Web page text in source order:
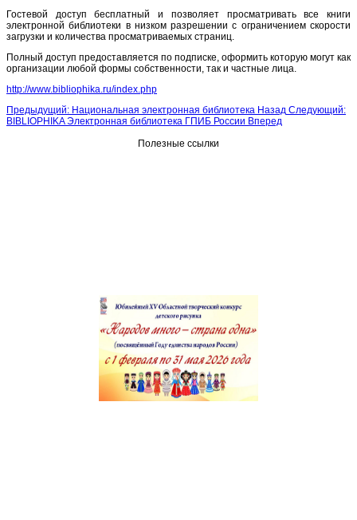
Гостевой доступ бесплатный и позволяет просматривать все книги
электронной библиотеки в низком разрешении с ограничением скорости
загрузки и количества просматриваемых страниц.
Полный доступ предоставляется по подписке, оформить которую могут как
организации любой формы собственности, так и частные лица.
http://www.bibliophika.ru/index.php
Предыдущий: Национальная электронная библиотека Назад Следующий:
BIBLIOPHIKA Электронная библиотека ГПИБ России Вперед
Полезные ссылки